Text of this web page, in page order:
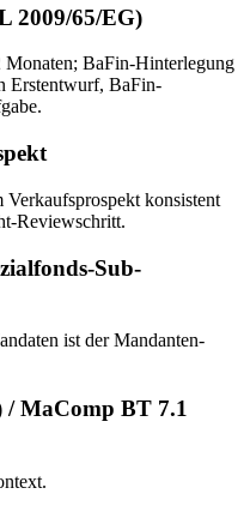
2009/65/EG)
BaFin-Hinterlegung
Erstentwurf, BaFin-
Verkaufsprospekt konsistent
Reviewschritt.
Sub-
ist der Mandanten-
/ MaComp BT 7.1